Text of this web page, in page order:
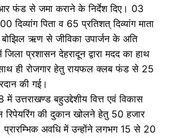
फंड से जमा कराने के निर्देश दिए। 03
दिव्यांग पिता व 65 प्रतिशत् दिव्यांग माता
ऋण से जीविका उपार्जन के अति
प्रशासन देहरादून द्वारा मदद का हाथ
ही रोजगार हेतु रायफल क्लब फंड से 25
की गई।
उत्तराखण्ड बहुउद्देशीय वित्त एवं विकास
रिपेयरिंग की दुकान खोलने हेतु 50 हजार
अवधि में उन्होंने लगभग 15 से 20